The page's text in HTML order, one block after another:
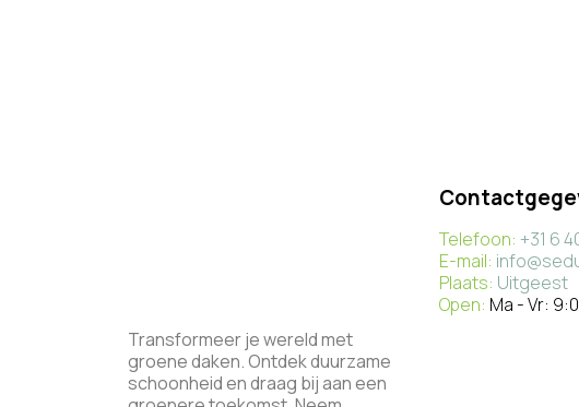
Transformeer je wereld met
groene daken. Ontdek duurzame
schoonheid en draag bij aan een
Telefoon: +31 6
E-mail:
Plaats: Uitgeest
Open: Ma - Vr: